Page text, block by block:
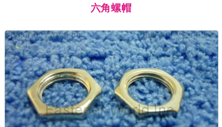
六角螺帽